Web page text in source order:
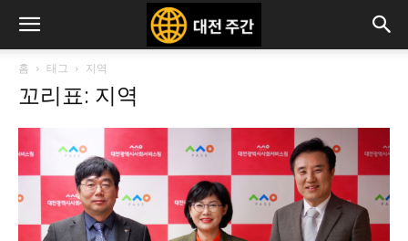
홈 태그 지역
꼬리표: 지역